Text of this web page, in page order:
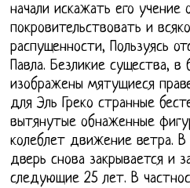
начали искажать его учение
покровительствовать и
распущенности, Пользуясь
Павла. Безликие существа,
изображены мятущиеся
для Эль Греко странные
вытянутые обнаженные
колеблет движение ветра. В
дверь снова закрывается и
следующие 25 лет. В